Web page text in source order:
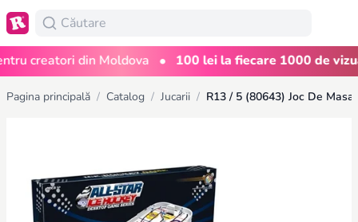
creatori din Moldova • 100 lei la fiecare 1000 de
Pagina principală / Catalog / Jucarii /